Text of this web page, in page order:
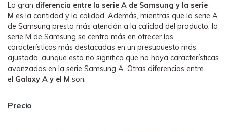
La gran diferencia entre la serie A de Samsung y la serie
M es la cantidad y la calidad. Además, mientras que la serie A
de Samsung presta más atención a la calidad del producto, la
serie M de Samsung se centra más en ofrecer las
características más destacadas en un presupuesto más
ajustado, aunque esto no significa que no haya características
avanzadas en la serie Samsung A. Otras diferencias entre
el Galaxy A y el M son:
Precio